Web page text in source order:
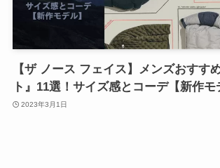
【ザ ノース フェイス】メンズおすす
ト』11選！サイズ感とコーデ【新作モ
2023年3月1日